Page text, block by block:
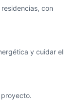
con
y cuidar el
proyecto.